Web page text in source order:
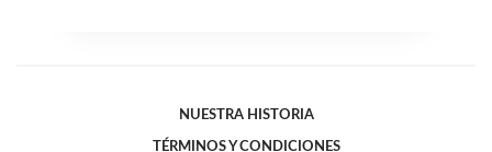
NUESTRA HISTORIA
TÉRMINOS Y CONDICIONES